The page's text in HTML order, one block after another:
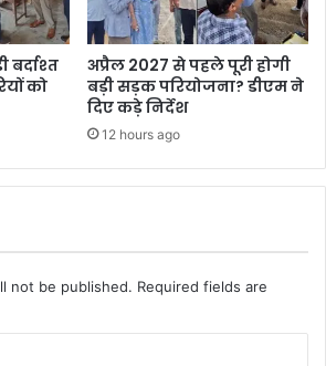
को
अप्रैल 2027 से पहले पूरी होगी
बड़ी सड़क परियोजना? डीएम ने
दिए कड़े निर्देश
12 hours ago
not be published. Required fields are